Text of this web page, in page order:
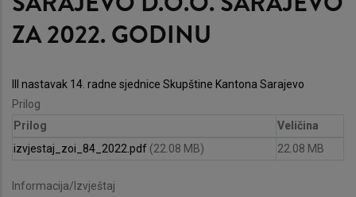
ZA 2022. GODINU
III nastavak 14. radne sjednice Skupštine Kantona Sarajevo
Prilog
Prilog
Veličina
izvjestaj_zoi_84_2022.pdf (22.08 MB) 22.08 MB
Informacija/Izvještaj